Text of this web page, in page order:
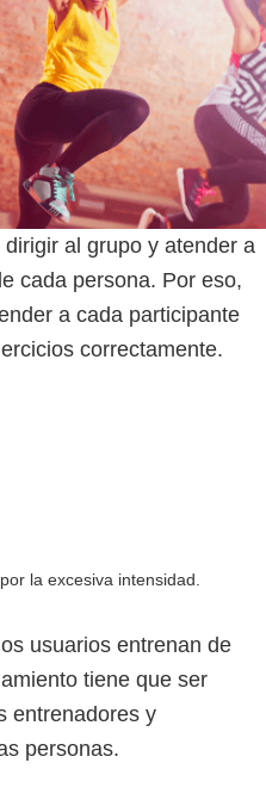
al grupo y atender a
cada persona. Por eso,
a cada participante
correctamente.
la excesiva intensidad.
usuarios entrenan de
tiene que ser
entrenadores y
personas.